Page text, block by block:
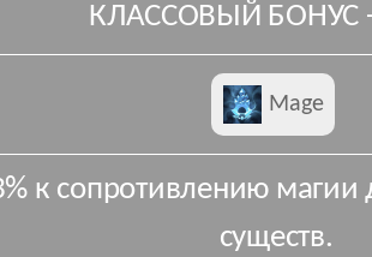
КЛАССОВЫЙ БОНУС -
Mage
к сопротивлению магии
существ.